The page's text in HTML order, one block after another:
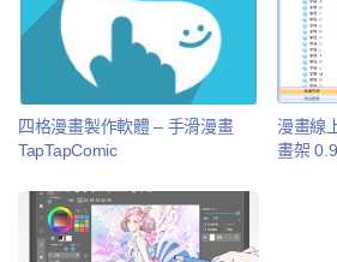
四格漫畫製作軟體 – 手滑漫畫
TapTapComic
漫畫線
畫架